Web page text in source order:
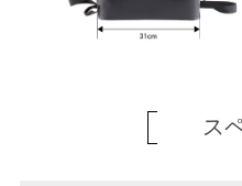
ス